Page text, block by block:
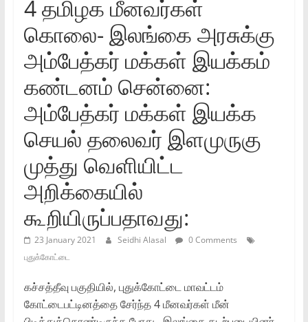
4 தமிழக மீனவர்கள்
கொலை- இலங்கை அரசுக்கு
அம்பேத்கர் மக்கள் இயக்கம்
கண்டனம் சென்னை:
அம்பேத்கர் மக்கள் இயக்க
செயல் தலைவர் இளமுருகு
முத்து வெளியிட்ட
அறிக்கையில்
கூறியிருப்பதாவது:
23 January 2021 Seidhi Alasal
0 Comments
புதுக்கோட்டை
கச்சத்தீவு பகுதியில், புதுக்கோட்டை மாவட்டம்
கோட்டைபட்டினத்தை சேர்ந்த 4 மீனவர்கள் மீன்